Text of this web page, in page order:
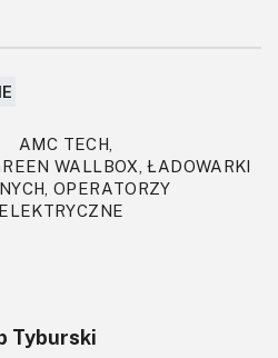
AMC TECH,
WALLBOX, ŁADOWARKI
OPERATORZY
Tyburski